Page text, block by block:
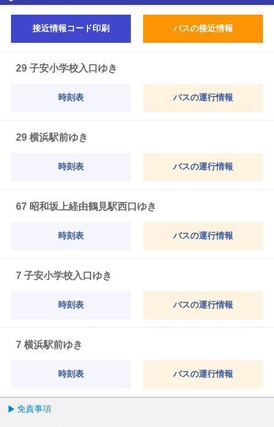
接近情報コード印刷 バスの接近情報
29 子安小学校入口ゆき
時刻表 バスの運行情報
29 横浜駅前ゆき
時刻表 バスの運行情報
67 昭和坂上経由鶴見駅西口ゆき
時刻表 バスの運行情報
7 子安小学校入口ゆき
時刻表 バスの運行情報
7 横浜駅前ゆき
時刻表 バスの運行情報
免責事項